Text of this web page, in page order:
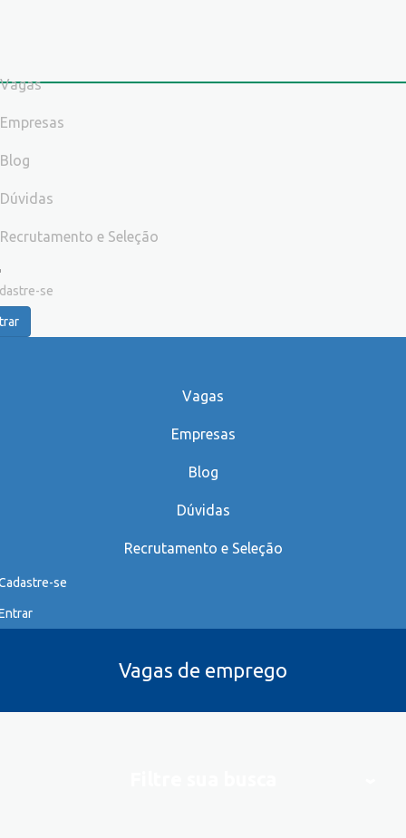
Vagas
Empresas
Blog
Dúvidas
Recrutamento e Seleção
se
Vagas
Empresas
Blog
Dúvidas
Recrutamento e Seleção
se
Vagas de emprego